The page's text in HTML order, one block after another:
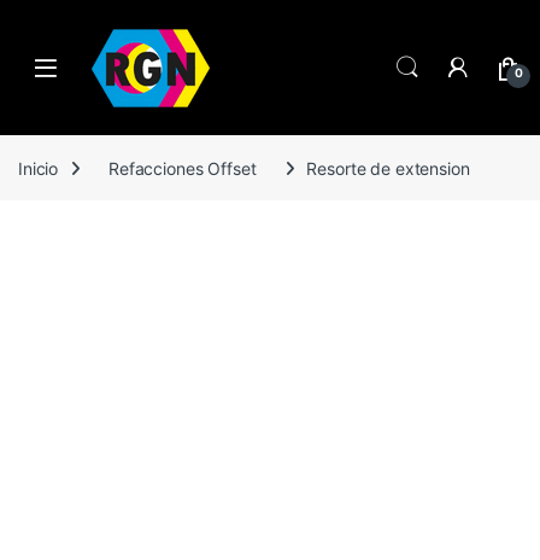
Open 0
Inicio Refacciones Offset Resorte de extension